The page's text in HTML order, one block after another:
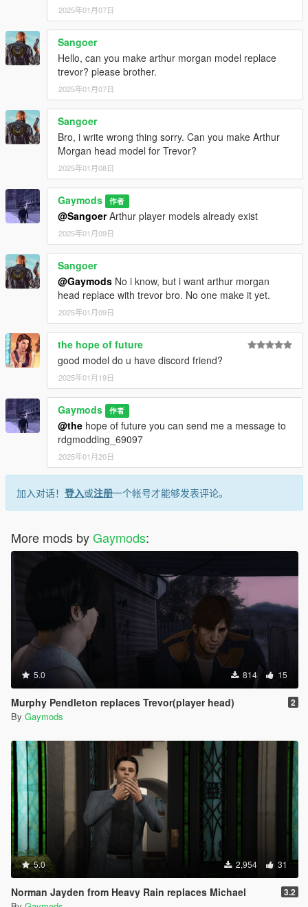
2025年01月07日
Sangoer
Hello, can you make arthur morgan model replace
trevor? please brother.
2025年01月07日
Sangoer
Bro, i write wrong thing sorry. Can you make Arthur
Morgan head model for Trevor?
2025年01月08日
Gaymods 作者
@SangoerArthur player models already exist
2025年01月09日
Sangoer
@Gaymods No i know, but i want arthur morgan
head replace with trevor bro. No one make it yet.
2025年01月09日
the hope of future
good model do u have discord friend?
2025年01月19日
Gaymods 作者
@the hope of future you can send me a message to
rdgmodding_69097
2025年01月20日
加入对话！ 登入或注册一个帐号才能够发表评论。
More mods byGaymods:
5.0 814 15
Murphy Pendleton replaces Trevor(player head) 2
By Gaymods
5.0 2,954 31
Norman Jayden from Heavy Rain replaces Michael 3.2